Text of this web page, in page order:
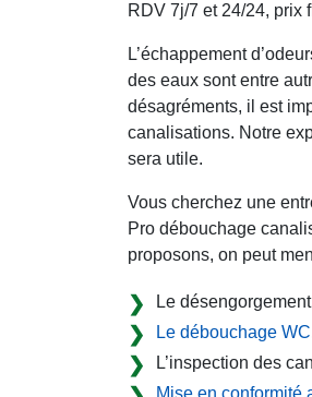
RDV 7j/7 et 24/24, prix
L’échappement
des eaux sont entre
désagréments, il est
canalisations. Notre
sera utile.
Vous cherchez une
Pro débouchage
proposons, on peut
Le
Le débouchage WC
L’inspection des
Mise en conformité